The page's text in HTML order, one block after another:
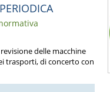
delle macchine
trasporti, di concerto con